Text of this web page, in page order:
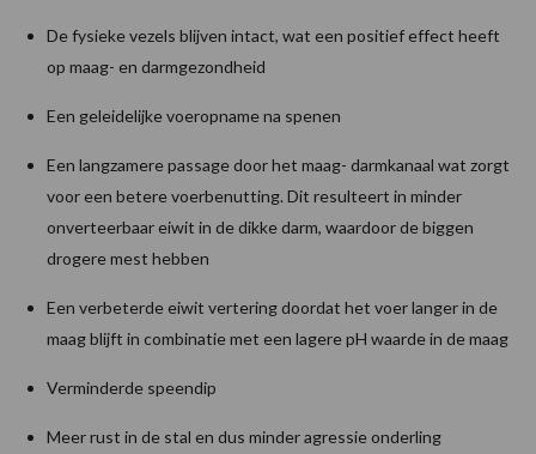
De fysieke vezels blijven intact, wat een positief effect heeft
op maag- en darmgezondheid
Een geleidelijke voeropname na spenen
Een langzamere passage door het maag- darmkanaal wat zorgt
voor een betere voerbenutting. Dit resulteert in minder
onverteerbaar eiwit in de dikke darm, waardoor de biggen
drogere mest hebben
Een verbeterde eiwit vertering doordat het voer langer in de
maag blijft in combinatie met een lagere pH waarde in de maag
Verminderde speendip
Meer rust in de stal en dus minder agressie onderling